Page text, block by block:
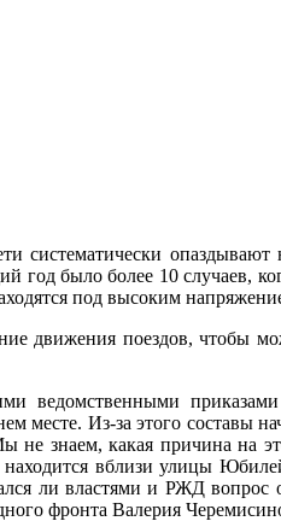
систематически
год было более 10
под высоким
движения поездов,
ведомственными
Из-за этого составы
знаем, какая причина на
вблизи улицы
ли властями и РЖД вопрос
фронта Валерия